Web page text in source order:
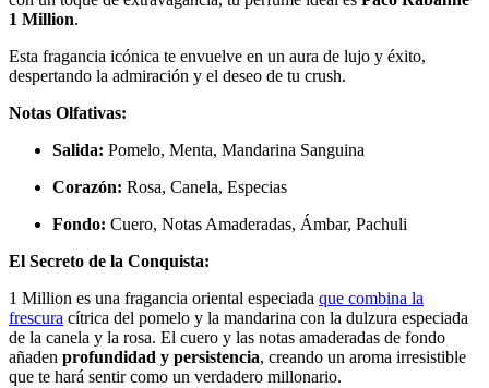
1 Million.
Esta fragancia icónica te envuelve en un aura de lujo y éxito,
despertando la admiración y el deseo de tu crush.
Notas Olfativas:
Salida: Pomelo, Menta, Mandarina Sanguina
Corazón: Rosa, Canela, Especias
Fondo: Cuero, Notas Amaderadas, Ámbar, Pachuli
El Secreto de la Conquista:
1 Million es una fragancia oriental especiada que combina la
frescura cítrica del pomelo y la mandarina con la dulzura especiada
de la canela y la rosa. El cuero y las notas amaderadas de fondo
añaden profundidad y persistencia, creando un aroma irresistible
que te hará sentir como un verdadero millonario.